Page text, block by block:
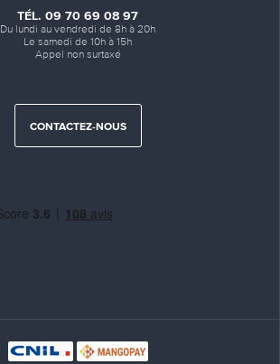
TÉL. 09 70 69 08 97
Du lundi au vendredi de 8h à 20h
Le samedi de 10h à 15h
Appel non surtaxé
CONTACTEZ-NOUS